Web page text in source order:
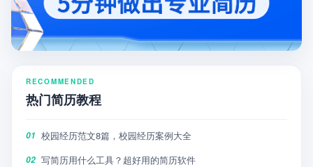
RECOMMENDED
热门简历教程
01 校园经历范文8篇，校园经历案例大全
02 写简历用什么工具？超好用的简历软件